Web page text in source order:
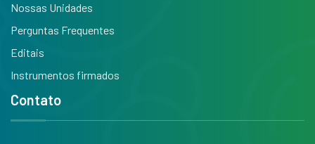
Nossas Unidades
Perguntas Frequentes
Editais
Instrumentos firmados
Contato